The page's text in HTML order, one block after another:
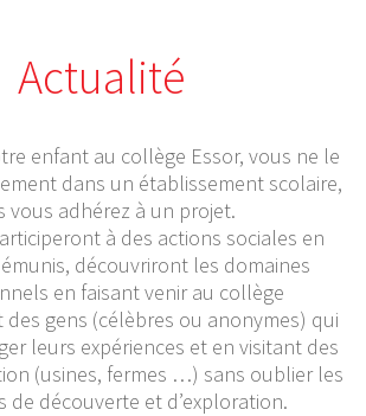
Actualité
enfant au collège Essor, vous ne le
dans un établissement scolaire,
vous adhérez à un projet.
à des actions sociales en
découvriront les domaines
en faisant venir au collège
gens (célèbres ou anonymes) qui
leurs expériences et en visitant des
(usines, fermes …) sans oublier les
de découverte et d’exploration.